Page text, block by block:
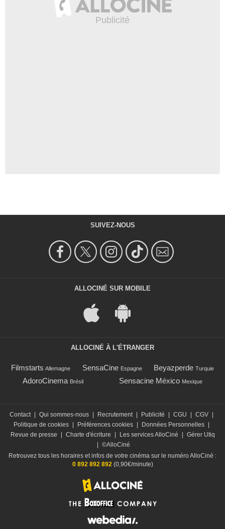
SUIVEZ-NOUS
ALLOCINÉ SUR MOBILE
ALLOCINÉ À L'ÉTRANGER
Filmstarts Allemagne SensaCine Espagne Beyazperde Turquie
AdoroCinema Brésil Sensacine México Mexique
Contact Qui sommes-nous Recrutement Publicité CGU CGV
Politique de cookies
Préférences cookies Données Personnelles
Revue de presse
Charte d'écriture Les services AlloCiné
Gérer Utiq
©AlloCiné
Retrouvez tous les horaires et infos de votre cinéma sur le numéro AlloCiné :
0 892 892 892(0,90€/minute)